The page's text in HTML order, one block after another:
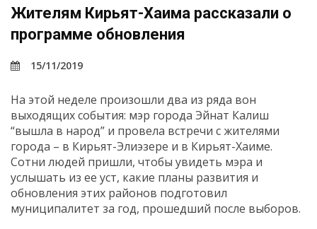
Жителям Кирьят-Хаима рассказали о
программе обновления
15/11/2019
На этой неделе произошли два из ряда вон
выходящих события: мэр города Эйнат Калиш
“вышла в народ” и провела встречи с жителями
города – в Кирьят-Элиэзере и в Кирьят-Хаиме.
Сотни людей пришли, чтобы увидеть мэра и
услышать из ее уст, какие планы развития и
обновления этих районов подготовил
муниципалитет за год, прошедший после выборов.